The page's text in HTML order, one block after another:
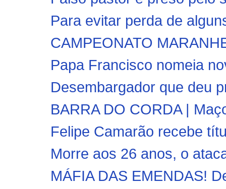
Para evitar perda de
CAMPEONATO
Papa Francisco nomeia
Desembargador que deu
BARRA DO CORDA |
Felipe Camarão recebe
Morre aos 26 anos, o
MÁFIA DAS EMENDAS!